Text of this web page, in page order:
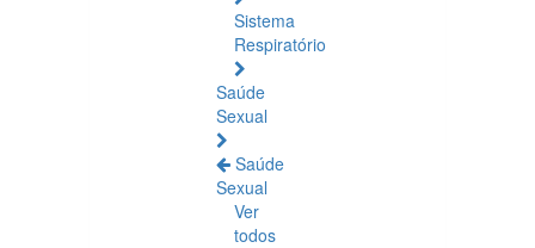
Sistema
Respiratório
Saúde
Sexual
Saúde
Sexual
Ver
todos